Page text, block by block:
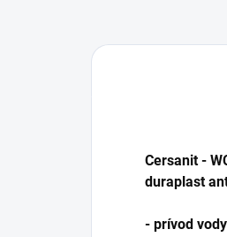
Cersanit -
duraplast
- prívod